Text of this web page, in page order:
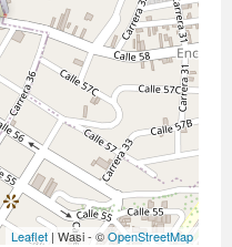
Leaflet | Wasi - ©OpenStreetMap